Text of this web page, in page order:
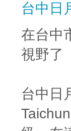
台中日
在台中
視野了
台中日